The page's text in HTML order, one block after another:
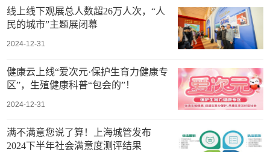
线上线下观展总人数超26万人次，“人
民的城市”主题展闭幕
2024-12-31
健康云上线“爱次元·保护生育力健康专
区”，生殖健康科普“包会的”！
2024-12-31
满不满意您说了算！上海城管发布
2024下半年社会满意度测评结果